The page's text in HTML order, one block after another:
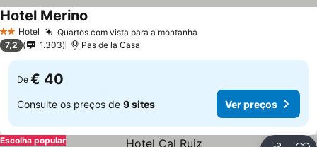
2 Estrelas
Hotel Quartos com vista para a montanha
Hotel Merino
7,2 1.303 Pas de la Casa
De € 40
Consulte os preços de 9 sites Ver preços
Escolha popular